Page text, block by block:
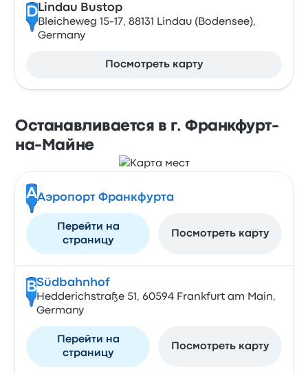
DLindau Bustop
Bleicheweg 15-17, 88131 Lindau (Bodensee),
Germany
Посмотреть карту
Останавливается в г. Франкфурт-
на-Майне
AАэропорт Франкфурта
Перейти на
страницу
Посмотреть карту
BSüdbahnhof
Hedderichstraße 51, 60594 Frankfurt am Main,
Germany
Перейти на
страницу
Посмотреть карту